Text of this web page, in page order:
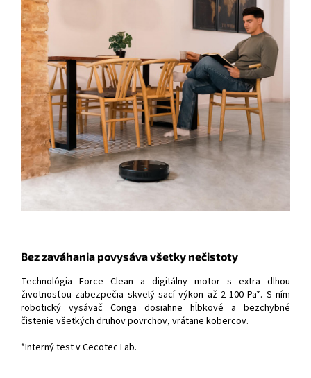
Bez zaváhania povysáva všetky nečistoty
Technológia Force Clean a digitálny motor s extra dlhou
životnosťou zabezpečia skvelý sací výkon až 2 100 Pa*. S ním
robotický vysávač Conga dosiahne hĺbkové a bezchybné
čistenie všetkých druhov povrchov, vrátane kobercov.
*Interný test v Cecotec Lab.